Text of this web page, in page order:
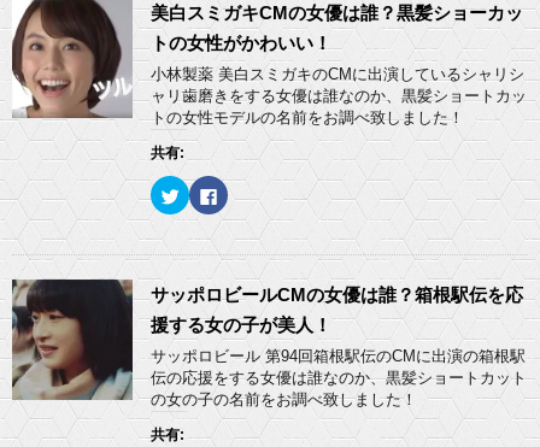
ま
す
)
い
ウ
ィ
ン
ド
ウ
で
開
き
ま
w
i
t
t
e
r
で
共
有
(
新
い
ウ
ィ
ド
ウ
開
き
す
)
k
で
共
有
す
る
に
は
ク
リ
し
て
く
だ
い
新
し
ウ
ィ
ン
ド
ウ
で
開
美白スミガキCMの女優は誰？黒髪ショーカッ
トの女性がかわいい！
小林製薬 美白スミガキのCMに出演しているシャリシ
ャリ歯磨きをする女優は誰なのか、黒髪ショートカッ
トの女性モデルの名前をお調べ致しました！
共有:
ク
リ
ッ
て
T
w
i
t
t
e
r
で
共
有
(
新
F
a
c
o
k
で
共
有
す
る
に
は
ク
リ
サッポロビールCMの女優は誰？箱根駅伝を応
援する女の子が美人！
サッポロビール 第94回箱根駅伝のCMに出演の箱根駅
伝の応援をする女優は誰なのか、黒髪ショートカット
の女の子の名前をお調べ致しました！
共有: